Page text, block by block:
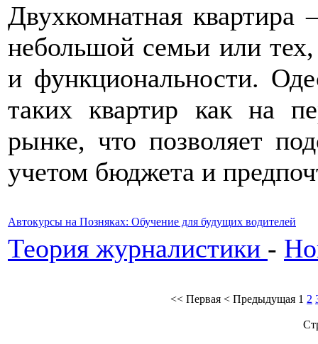
Двухкомнатная
небольшой семьи или
и функциональности.
таких квартир как на
рынке, что позволяет
учетом бюджета и
Автокурсы на Позняках: Обучение для будущих водителей
Теория журналистики -
<< Первая < Предыдущая 1 2